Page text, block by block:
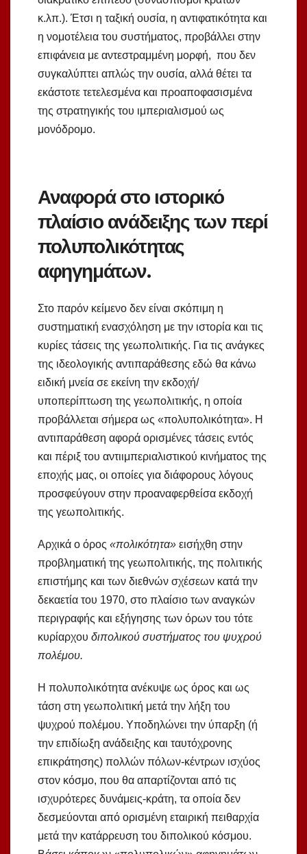
κ.λπ.). Έτσι η ταξική ουσία, η αντιφατικότητα και
η νομοτέλεια του συστήματος, προβάλλει στην
επιφάνεια με αντεστραμμένη μορφή, που δεν
συγκαλύπτει απλώς την ουσία, αλλά θέτει τα
εκάστοτε τετελεσμένα και προαποφασισμένα
της στρατηγικής του ιμπεριαλισμού ως
μονόδρομο.
Αναφορά στο ιστορικό
πλαίσιο ανάδειξης των περί
πολυπολικότητας
αφηγημάτων.
Στο παρόν κείμενο δεν είναι σκόπιμη η
συστηματική ενασχόληση με την ιστορία και τις
κυρίες τάσεις της γεωπολιτικής. Για τις ανάγκες
της ιδεολογικής αντιπαράθεσης εδώ θα κάνω
ειδική μνεία σε εκείνη την εκδοχή/
υποπερίπτωση της γεωπολιτικής, η οποία
προβάλλεται σήμερα ως «πολυπολικότητα». Η
αντιπαράθεση αφορά ορισμένες τάσεις εντός
και πέριξ του αντιιμπεριαλιστικού κινήματος της
εποχής μας, οι οποίες για διάφορους λόγους
προσφεύγουν στην προαναφερθείσα εκδοχή
της γεωπολιτικής.
Αρχικά ο όρος «πολικότητα» εισήχθη στην
προβληματική της γεωπολιτικής, της πολιτικής
επιστήμης και των διεθνών σχέσεων κατά την
δεκαετία του 1970, στο πλαίσιο των αναγκών
περιγραφής και εξήγησης των όρων του τότε
κυρίαρχου διπολικού συστήματος του ψυχρού
πολέμου.
Η πολυπολικότητα ανέκυψε ως όρος και ως
τάση στη γεωπολιτική μετά την λήξη του
ψυχρού πολέμου. Υποδηλώνει την ύπαρξη (ή
την επιδίωξη ανάδειξης και ταυτόχρονης
επικράτησης) πολλών πόλων-κέντρων ισχύος
στον κόσμο, που θα απαρτίζονται από τις
ισχυρότερες δυνάμεις-κράτη, τα οποία δεν
δεσμεύονται από ορισμένη εταιρική πειθαρχία
μετά την κατάρρευση του διπολικού κόσμου.